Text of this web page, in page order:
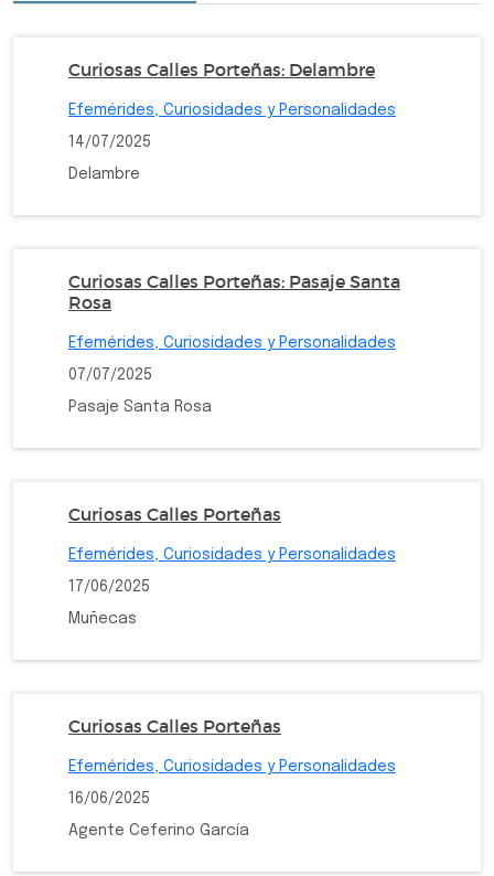
Curiosas Calles Porteñas: Delambre
Efemérides, Curiosidades y Personalidades
14/07/2025
Delambre
Curiosas Calles Porteñas: Pasaje Santa
Rosa
Efemérides, Curiosidades y Personalidades
07/07/2025
Pasaje Santa Rosa
Curiosas Calles Porteñas
Efemérides, Curiosidades y Personalidades
17/06/2025
Muñecas
Curiosas Calles Porteñas
Efemérides, Curiosidades y Personalidades
16/06/2025
Agente Ceferino García